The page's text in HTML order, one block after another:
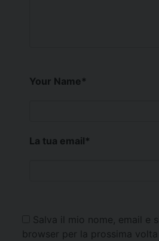
Your Name*
La tua email*
Salva il mio nome, email e
browser per la prossima volta